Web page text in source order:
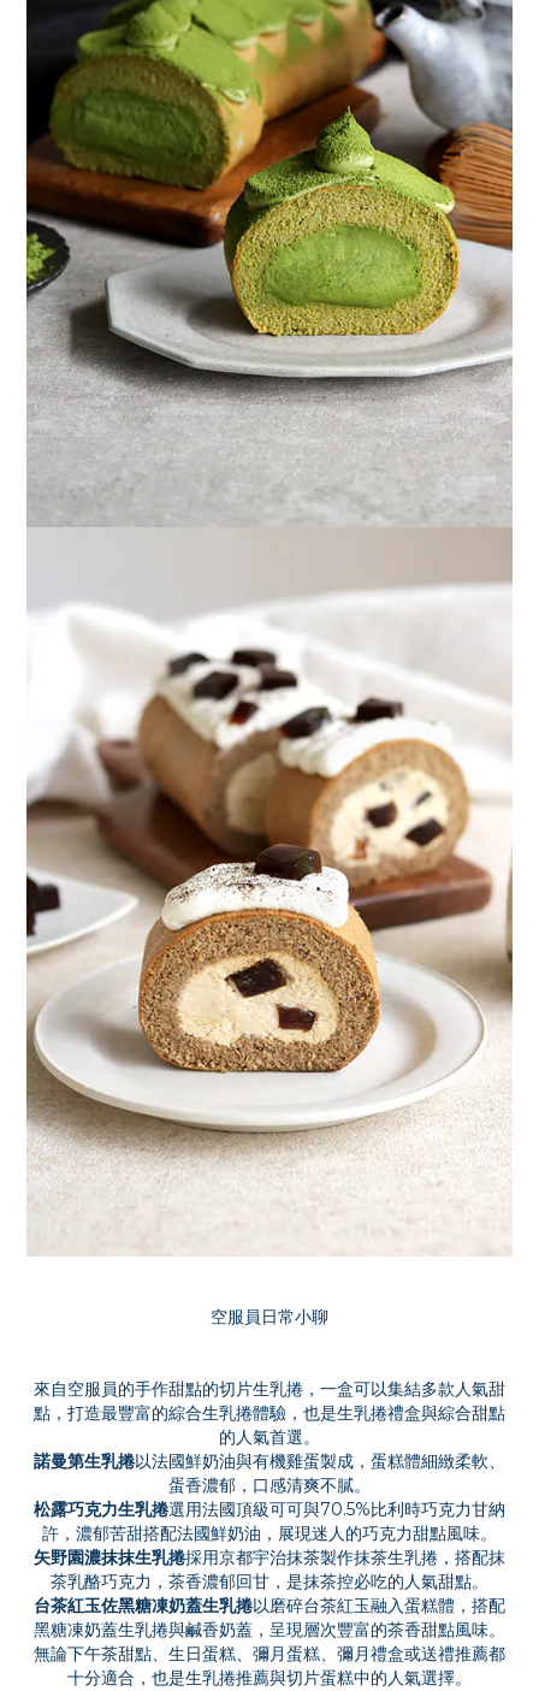
空服員日常小聊
來自空服員的手作甜點的切片生乳捲，一盒可以集結多款人氣甜
點，打造最豐富的綜合生乳捲體驗，也是生乳捲禮盒與綜合甜點
的人氣首選。
諾曼第生乳捲以法國鮮奶油與有機雞蛋製成，蛋糕體細緻柔軟、
蛋香濃郁，口感清爽不膩。
松露巧克力生乳捲選用法國頂級可可與70.5%比利時巧克力甘納
許，濃郁苦甜搭配法國鮮奶油，展現迷人的巧克力甜點風味。
矢野園濃抹抹生乳捲採用京都宇治抹茶製作抹茶生乳捲，搭配抹
茶乳酪巧克力，茶香濃郁回甘，是抹茶控必吃的人氣甜點。
台茶紅玉佐黑糖凍奶蓋生乳捲以磨碎台茶紅玉融入蛋糕體，搭配
黑糖凍奶蓋生乳捲與鹹香奶蓋，呈現層次豐富的茶香甜點風味。
無論下午茶甜點、生日蛋糕、彌月蛋糕、彌月禮盒或送禮推薦都
十分適合，也是生乳捲推薦與切片蛋糕中的人氣選擇。